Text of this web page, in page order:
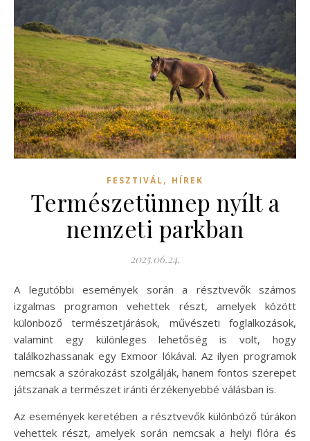
FESZTIVÁL, HÍREK
Természetünnep nyílt a
nemzeti parkban
2025.06.24.
A legutóbbi események során a résztvevők számos
izgalmas programon vehettek részt, amelyek között
különböző természetjárások, művészeti foglalkozások,
valamint egy különleges lehetőség is volt, hogy
találkozhassanak egy Exmoor lókával. Az ilyen programok
nemcsak a szórakozást szolgálják, hanem fontos szerepet
játszanak a természet iránti érzékenyebbé válásban is.
Az események keretében a résztvevők különböző túrákon
vehettek részt, amelyek során nemcsak a helyi flóra és